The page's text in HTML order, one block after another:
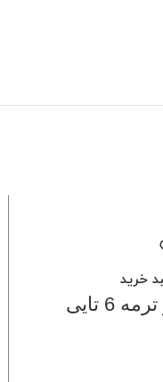
خرید
6 تایی